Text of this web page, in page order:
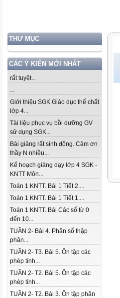
THƯ MỤC
CÁC Ý KIẾN MỚI NHẤT
rất tuyệt...
...
Giới thiệu SGK Giáo dục thể chất
lớp 4...
Tài liệu phục vụ bồi dưỡng GV
sử dụng SGK...
Bài giảng rất sinh động. Cảm ơn
thầy N nhiều...
Kế hoạch giảng dạy lớp 4 SGK -
KNTT Môn...
Toán 1 KNTT. Bài 1 Tiết 2....
Toán 1 KNTT. Bài 1 Tiết 1....
Toán 1 KNTT. Bài Các số từ 0
đến 10...
TUẦN 2- Bài 4. Phân số thập
phân...
TUẦN 2- T3. Bài 5. Ôn tập các
phép tính...
TUẦN 2- T2. Bài 5. Ôn tập các
phép tính...
TUẦN 2- T2. Bài 3. Ôn tập phân